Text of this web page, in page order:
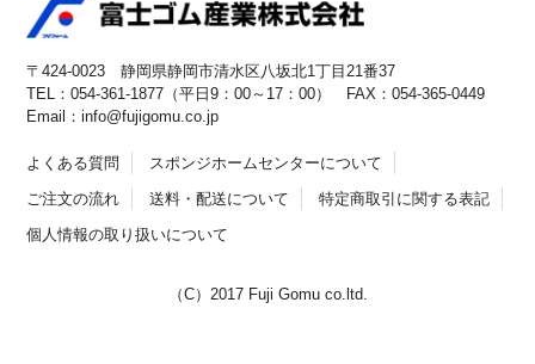
〒424-0023 静岡県静岡市清水区八坂北1丁目21番37
TEL：054-361-1877（平日9：00～17：00） FAX：054-365-0449
Email：info@fujigomu.co.jp
よくある質問
スポンジホームセンターについて
ご注文の流れ
送料・配送について
特定商取引に関する表記
個人情報の取り扱いについて
（C）2017 Fuji Gomu co.ltd.